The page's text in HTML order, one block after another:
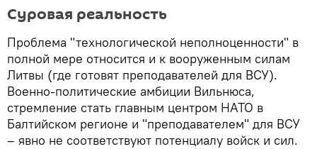
Суровая реальность
Проблема "технологической неполноценности" в
полной мере относится и к вооруженным силам
Литвы (где готовят преподавателей для ВСУ).
Военно-политические амбиции Вильнюса,
стремление стать главным центром НАТО в
Балтийском регионе и "преподавателем" для ВСУ
– явно не соответствуют потенциалу войск и сил.